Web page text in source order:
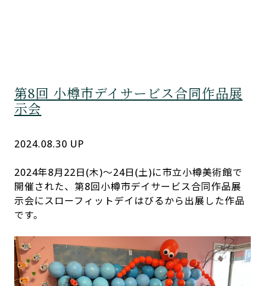
第8回 小樽市デイサービス合同作品展
示会
2024.08.30 UP
2024年8月22日(木)〜24日(土)に市立小樽美術館で
開催された、第8回小樽市デイサービス合同作品展
示会にスローフィットデイはびるから出展した作品
です。